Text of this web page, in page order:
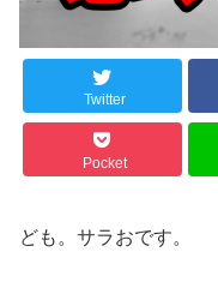
Twitter
Pocket
ども。サラおです。